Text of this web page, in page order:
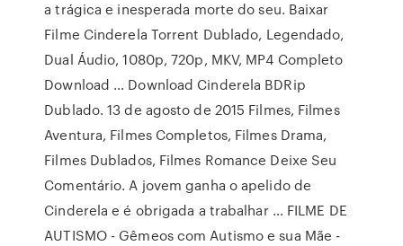
a trágica e inesperada morte do seu. Baixar
Filme Cinderela Torrent Dublado, Legendado,
Dual Áudio, 1080p, 720p, MKV, MP4 Completo
Download … Download Cinderela BDRip
Dublado. 13 de agosto de 2015 Filmes, Filmes
Aventura, Filmes Completos, Filmes Drama,
Filmes Dublados, Filmes Romance Deixe Seu
Comentário. A jovem ganha o apelido de
Cinderela e é obrigada a trabalhar … FILME DE
AUTISMO - Gêmeos com Autismo e sua Mãe -